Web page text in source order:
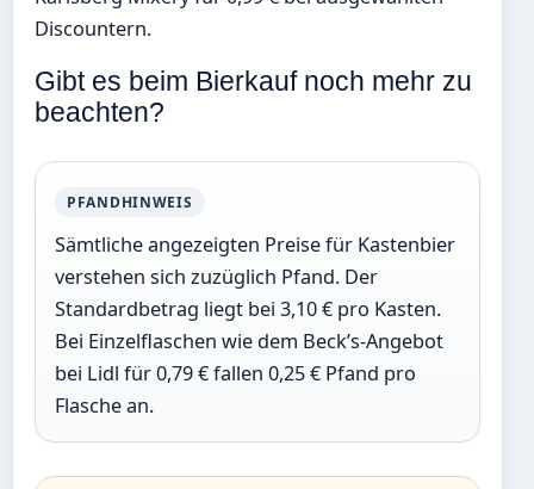
Discountern.
Gibt es beim Bierkauf noch mehr zu
beachten?
PFANDHINWEIS
Sämtliche angezeigten Preise für Kastenbier
verstehen sich zuzüglich Pfand. Der
Standardbetrag liegt bei 3,10 € pro Kasten.
Bei Einzelflaschen wie dem Beck’s-Angebot
bei Lidl für 0,79 € fallen 0,25 € Pfand pro
Flasche an.